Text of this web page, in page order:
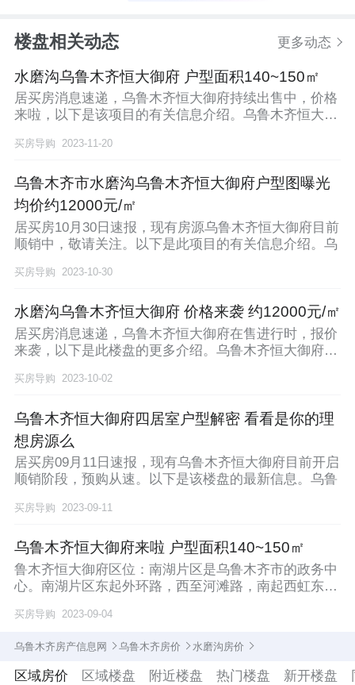
楼盘相关动态 更多动态
水磨沟乌鲁木齐恒大御府 户型面积140~150㎡
居买房消息速递，乌鲁木齐恒大御府持续出售中，价格
来啦，以下是该项目的有关信息介绍。乌鲁木齐恒大御
买房导购 2023-11-20
乌鲁木齐市水磨沟乌鲁木齐恒大御府户型图曝光
均价约12000元/㎡
居买房10月30日速报，现有房源乌鲁木齐恒大御府目前
顺销中，敬请关注。以下是此项目的有关信息介绍。乌
买房导购 2023-10-30
水磨沟乌鲁木齐恒大御府 价格来袭 约12000元/㎡
居买房消息速递，乌鲁木齐恒大御府在售进行时，报价
来袭，以下是此楼盘的更多介绍。乌鲁木齐恒大御府位
买房导购 2023-10-02
乌鲁木齐恒大御府四居室户型解密 看看是你的理
想房源么
居买房09月11日速报，现有乌鲁木齐恒大御府目前开启
顺销阶段，预购从速。以下是该楼盘的最新信息。乌鲁
买房导购 2023-09-11
乌鲁木齐恒大御府来啦 户型面积140~150㎡
鲁木齐恒大御府区位：南湖片区是乌鲁木齐市的政务中
心。南湖片区东起外环路，西至河滩路，南起西虹东
买房导购 2023-09-04
乌鲁木齐房产信息网 乌鲁木齐房价 水磨沟房价
乌鲁木齐恒大御府房价
区域房价 区域楼盘 附近楼盘 热门楼盘 新开楼盘